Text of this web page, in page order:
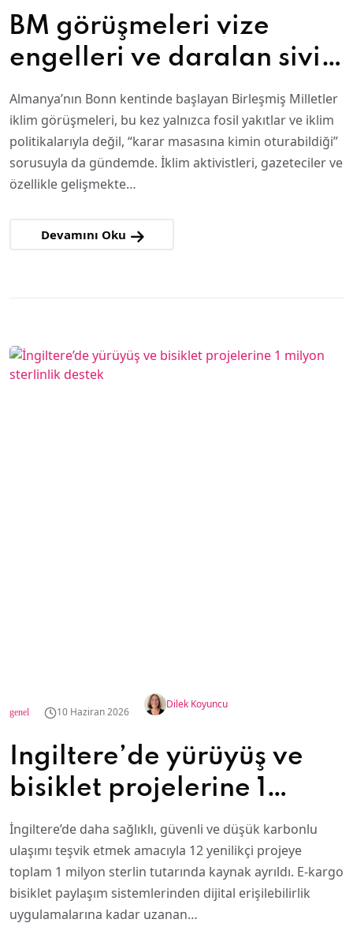
BM görüşmeleri vize
engelleri ve daralan sivil
alan nedeniyle tepki
çekiyor
Almanya’nın Bonn kentinde başlayan Birleşmiş Milletler
iklim görüşmeleri, bu kez yalnızca fosil yakıtlar ve iklim
politikalarıyla değil, “karar masasına kimin oturabildiği”
sorusuyla da gündemde. İklim aktivistleri, gazeteciler ve
özellikle gelişmekte…
Devamını Oku
genel 10 Haziran 2026
Dilek Koyuncu
İngiltere’de yürüyüş ve
bisiklet projelerine 1
milyon sterlinlik destek
İngiltere’de daha sağlıklı, güvenli ve düşük karbonlu
ulaşımı teşvik etmek amacıyla 12 yenilikçi projeye
toplam 1 milyon sterlin tutarında kaynak ayrıldı. E-kargo
bisiklet paylaşım sistemlerinden dijital erişilebilirlik
uygulamalarına kadar uzanan…